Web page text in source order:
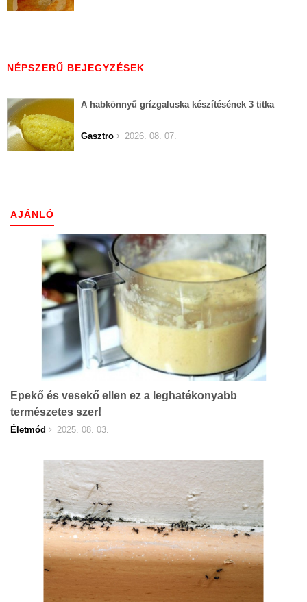
NÉPSZERŰ BEJEGYZÉSEK
A habkönnyű grízgaluska készítésének 3 titka
Gasztro 2026. 08. 07.
AJÁNLÓ
Epekő és vesekő ellen ez a leghatékonyabb
természetes szer!
Életmód 2025. 08. 03.